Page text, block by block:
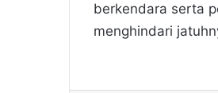
berkendara serta
menghindari